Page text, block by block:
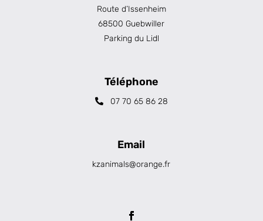
Route d’Issenheim
68500 Guebwiller
Parking du Lidl
Téléphone
07 70 65 86 28
Email
kzanimals@orange.fr